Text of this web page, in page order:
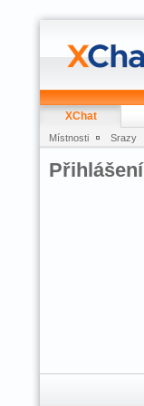
XChat
Místnosti Srazy
Přihlášení